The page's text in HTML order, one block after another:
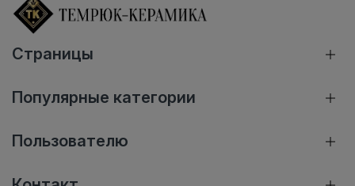
Страницы
Популярные категории
Пользователю